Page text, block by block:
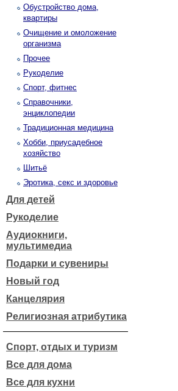
Обустройство дома,
квартиры
Очищение и омоложение
организма
Прочее
Рукоделие
Спорт, фитнес
Справочники,
энциклопедии
Традиционная медицина
Хобби, приусадебное
хозяйство
Шитьё
Эротика, секс и здоровье
Для детей
Рукоделие
Аудиокниги,
мультимедиа
Подарки и сувениры
Новый год
Канцелярия
Религиозная атрибутика
Спорт, отдых и туризм
Все для дома
Все для кухни